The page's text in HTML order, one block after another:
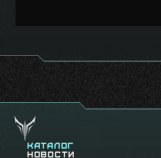
Каталог
Новости